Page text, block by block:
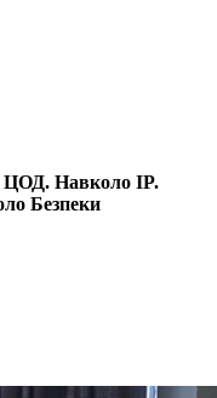
ЦОД. Навколо IP.
Безпеки